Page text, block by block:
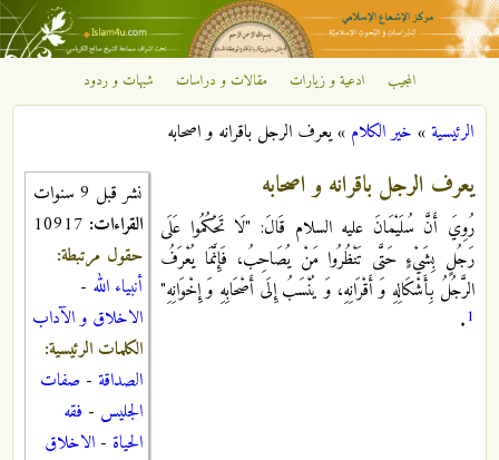
تجاوز إلى المحتوى الرئيسي
مركز
الإشعاع
الإسلامي
المجيب ادعية و زيارات مقالات و دراسات شبهات و ردود
أنت هنا
الرئيسية» خير الكلام »يعرف الرجل باقرانه و اصحابه
نشر قبل 9 سنوات
القراءات:
حقول مرتبطة:
أنبياء الله -
الاخلاق و الآداب
الكلمات الرئيسية:
الصداقة - صفات
الجليس - فقه
الحياة - الاخلاق
يعرف الرجل باقرانه و اصحابه
رُوِيَ أَنَّ سُلَيْمَانَ عليه السلام قَالَ: "لَا تَحْكُمُوا عَلَى
رَجُلٍ بِشَيْ‏ءٍ حَتَّى تَنْظُرُوا مَنْ يُصَاحِبُ، فَإِنَّمَا يُعْرَفُ‏
الرَّجُلُ‏ بِأَشْكَالِهِ‏ وَ أَقْرَانِهِ، وَ يُنْسَبُ إِلَى أَصْحَابِهِ وَ إِخْوَانِهِ"
1
.